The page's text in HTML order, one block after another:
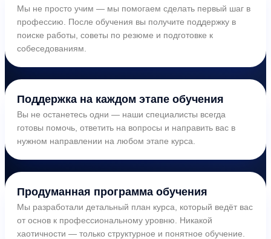
Мы не просто учим — мы помогаем сделать первый шаг в
профессию. После обучения вы получите поддержку в
поиске работы, советы по резюме и подготовке к
собеседованиям.
Поддержка на каждом этапе обучения
Вы не останетесь одни — наши специалисты всегда
готовы помочь, ответить на вопросы и направить вас в
нужном направлении на любом этапе курса.
Продуманная программа обучения
Мы разработали детальный план курса, который ведёт вас
от основ к профессиональному уровню. Никакой
хаотичности — только структурное и понятное обучение.